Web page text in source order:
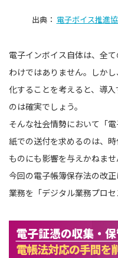
出典： 電子ボイス推進
電子インボイス自体は、全
わけではありません。しか
化することを考えると、導
のは確実でしょう。
そんな社会情勢において「
紙での送付を求めるのは、
ものにも影響を与えかねませ
今回の電子帳簿保存法の改
業務を「デジタル業務プロセ